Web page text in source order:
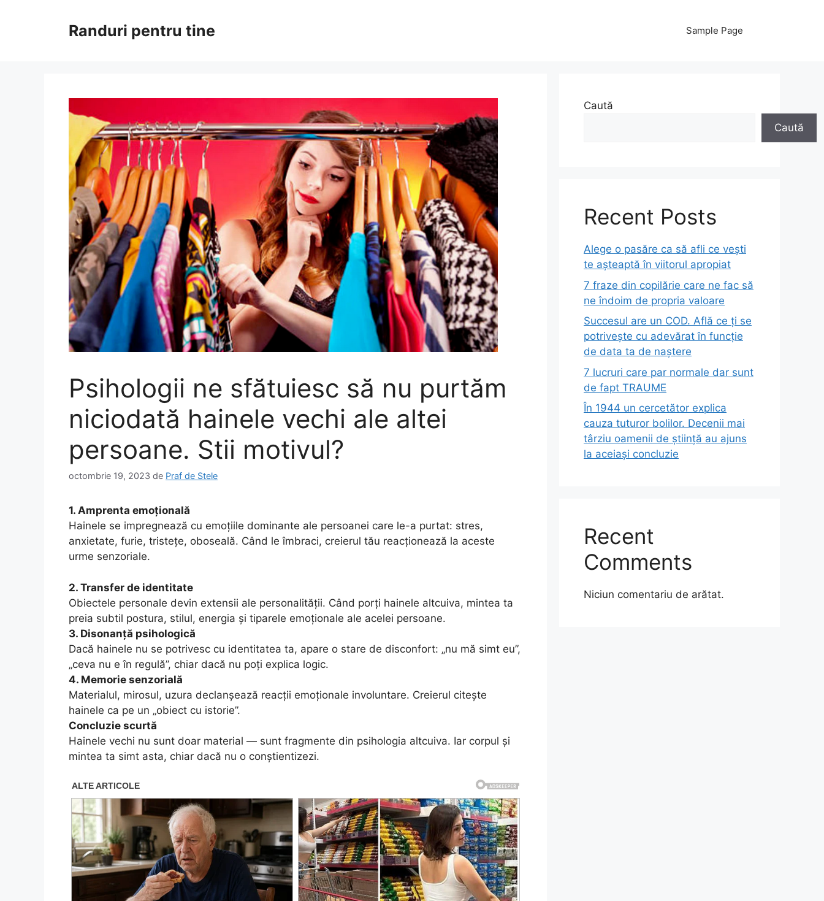
Randuri pentru tine Sample Page
Psihologii ne sfătuiesc să nu purtăm
niciodată hainele vechi ale altei
persoane. Stii motivul?
octombrie 19, 2023 de Praf de Stele
1. Amprenta emoțională
Hainele se impregnează cu emoțiile dominante ale persoanei care le-a purtat: stres,
anxietate, furie, tristețe, oboseală. Când le îmbraci, creierul tău reacționează la aceste
urme senzoriale.
2. Transfer de identitate
Obiectele personale devin extensii ale personalității. Când porți hainele altcuiva, mintea ta
preia subtil postura, stilul, energia și tiparele emoționale ale acelei persoane.
3. Disonanță psihologică
Dacă hainele nu se potrivesc cu identitatea ta, apare o stare de disconfort: „nu mă simt eu”,
„ceva nu e în regulă”, chiar dacă nu poți explica logic.
4. Memorie senzorială
Materialul, mirosul, uzura declanșează reacții emoționale involuntare. Creierul citește
hainele ca pe un „obiect cu istorie”.
Concluzie scurtă
Hainele vechi nu sunt doar material — sunt fragmente din psihologia altcuiva. Iar corpul și
mintea ta simt asta, chiar dacă nu o conștientizezi.
Caută
Caută
Recent Posts
Alege o pasăre ca să afli ce vești
te așteaptă în viitorul apropiat
7 fraze din copilărie care ne fac să
ne îndoim de propria valoare
Succesul are un COD. Află ce ți se
potrivește cu adevărat în funcție
de data ta de naștere
7 lucruri care par normale dar sunt
de fapt TRAUME
În 1944 un cercetător explica
cauza tuturor bolilor. Decenii mai
târziu oamenii de știință au ajuns
la aceiași concluzie
Recent
Comments
Niciun comentariu de arătat.